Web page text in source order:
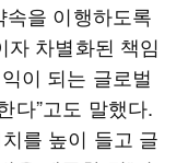
을 이행하도록
자 차별화된 책임
이 되는 글로벌
다”고도 말했다.
를 높이 들고 글